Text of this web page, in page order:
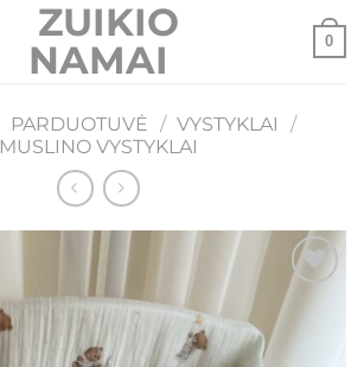
0
PARDUOTUVĖ / VYSTYKLAI
/
MUSLINO VYSTYKLAI
Mėgstamiausias